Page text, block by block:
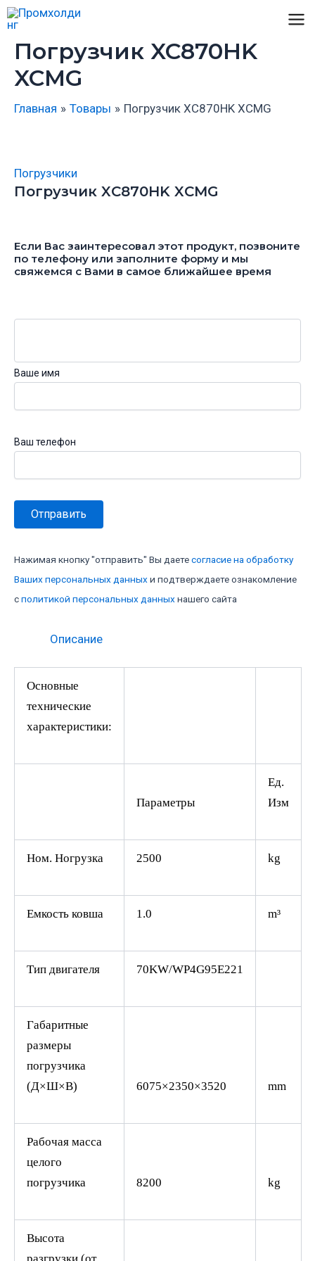
Перейти
содержимому
Погрузчик XC870HK
XCMG
Главная Товары Погрузчик XC870HK XCMG
Погрузчики
Погрузчик XC870HK XCMG
Если Вас заинтересовал этот продукт, позвоните
по телефону или заполните форму и мы
свяжемся с Вами в самое ближайшее время
Ваше имя
Ваш телефон
Нажимая кнопку "отправить" Вы даетесогласие на обработку
Ваших персональных данныхи подтверждаете ознакомление
сполитикой персональных данныхнашего сайта
Описание
Основные
технические
характеристики:
Параметры
Ед.
Изм
Ном. Ногрузка 2500 kg
Емкость ковша 1.0 m³
Тип двигателя 70KW/WP4G95E221
Габаритные
размеры
погрузчика
(Д×Ш×В)
6075×2350×3520 mm
Рабочая масса
целого
погрузчика
8200 kg
Высота
разгрузки (от